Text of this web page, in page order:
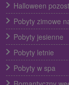
Halloween
Pobyty zimowe
Pobyty jesienne
Pobyty letnie
Pobyty w spa